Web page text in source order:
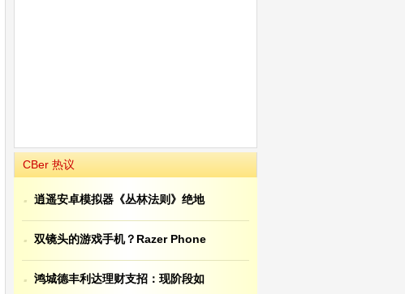
CBer 热议
· 逍遥安卓模拟器《丛林法则》绝地
· 双镜头的游戏手机？Razer Phone
· 鸿城德丰利达理财支招：现阶段如